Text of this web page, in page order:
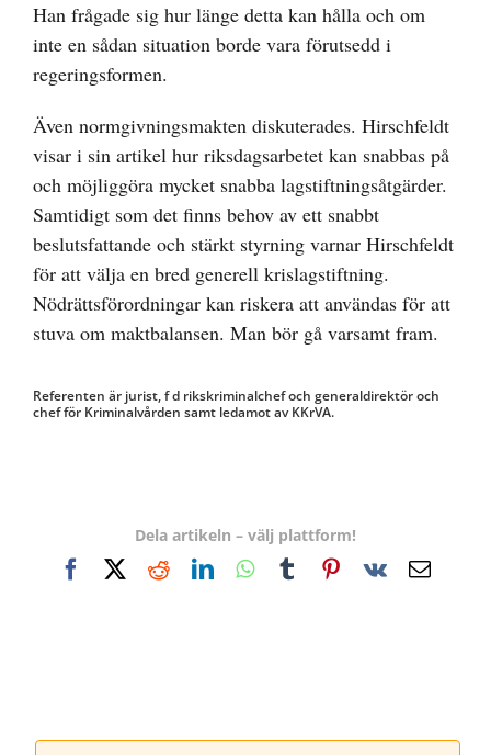
Han frågade sig hur länge detta kan hålla och om
inte en sådan situation borde vara förutsedd i
regeringsformen.
Även normgivningsmakten diskuterades. Hirschfeldt
visar i sin artikel hur riksdagsarbetet kan snabbas på
och möjliggöra mycket snabba lagstiftningsåtgärder.
Samtidigt som det finns behov av ett snabbt
beslutsfattande och stärkt styrning varnar Hirschfeldt
för att välja en bred generell krislagstiftning.
Nödrättsförordningar kan riskera att användas för att
stuva om maktbalansen. Man bör gå varsamt fram.
Referenten är jurist, f d rikskriminalchef och generaldirektör och
chef för Kriminalvården samt ledamot av KKrVA.
Dela artikeln – välj plattform!
FacebookRedditLinkedInWhatsApp
TumblrPinterest
Vk
E-